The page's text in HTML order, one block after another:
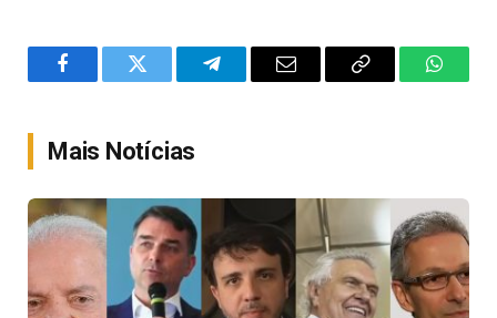
FacebookTwitter TelegramEmail
Copy
Mais Notícias